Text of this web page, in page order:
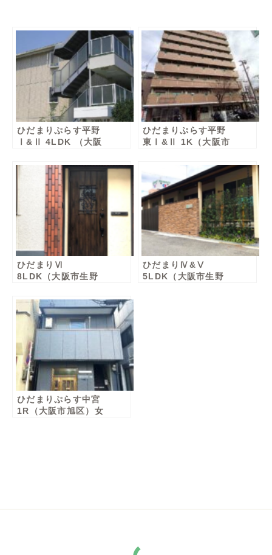
ひだまりぷらす平野
Ⅰ&Ⅱ 4LDK （大阪
ひだまりぷらす平野
東Ⅰ&Ⅱ 1K（大阪市
ひだまりⅥ
8LDK（大阪市生野
ひだまりⅣ&Ⅴ
5LDK（大阪市生野
ひだまりぷらす中宮
1R（大阪市旭区）女